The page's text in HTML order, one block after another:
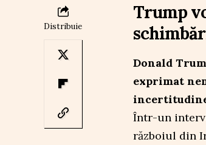
Distribuie
Trump
Donald
exprimat
Într-un
războiul din